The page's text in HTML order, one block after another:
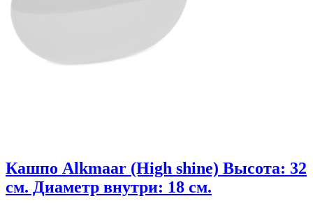
Кашпо Alkmaar (High shine) Высота: 32
см. Диаметр внутри: 18 см.